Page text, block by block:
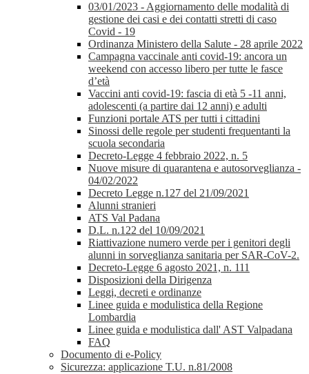
03/01/2023 - Aggiornamento delle modalità di
gestione dei casi e dei contatti stretti di caso
Covid - 19
Ordinanza Ministero della Salute - 28 aprile 2022
Campagna vaccinale anti covid-19: ancora un
weekend con accesso libero per tutte le fasce
d’età
Vaccini anti covid-19: fascia di età 5 -11 anni,
adolescenti (a partire dai 12 anni) e adulti
Funzioni portale ATS per tutti i cittadini
Sinossi delle regole per studenti frequentanti la
scuola secondaria
Decreto-Legge 4 febbraio 2022, n. 5
Nuove misure di quarantena e autosorveglianza -
04/02/2022
Decreto Legge n.127 del 21/09/2021
Alunni stranieri
ATS Val Padana
D.L. n.122 del 10/09/2021
Riattivazione numero verde per i genitori degli
alunni in sorveglianza sanitaria per SAR-CoV-2.
Decreto-Legge 6 agosto 2021, n. 111
Disposizioni della Dirigenza
Leggi, decreti e ordinanze
Linee guida e modulistica della Regione
Lombardia
Linee guida e modulistica dall' AST Valpadana
FAQ
Documento di e-Policy
Sicurezza: applicazione T.U. n.81/2008